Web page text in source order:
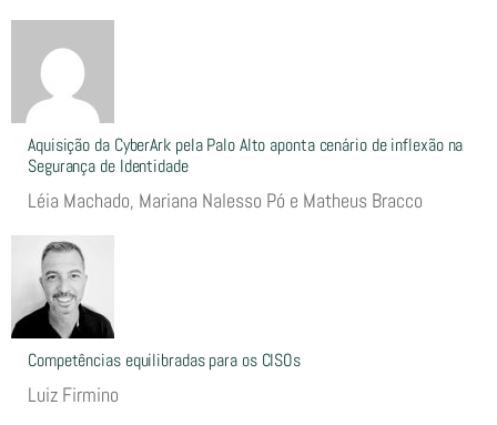
Aquisição da CyberArk pela Palo Alto aponta cenário de inflexão na
Segurança de Identidade
Léia Machado, Mariana Nalesso Pó e Matheus Bracco
Competências equilibradas para os CISOs
Luiz Firmino